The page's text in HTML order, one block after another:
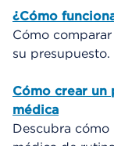
¿Cómo
Cómo
su presupuesto.
Cómo crear un
médica
Descubra